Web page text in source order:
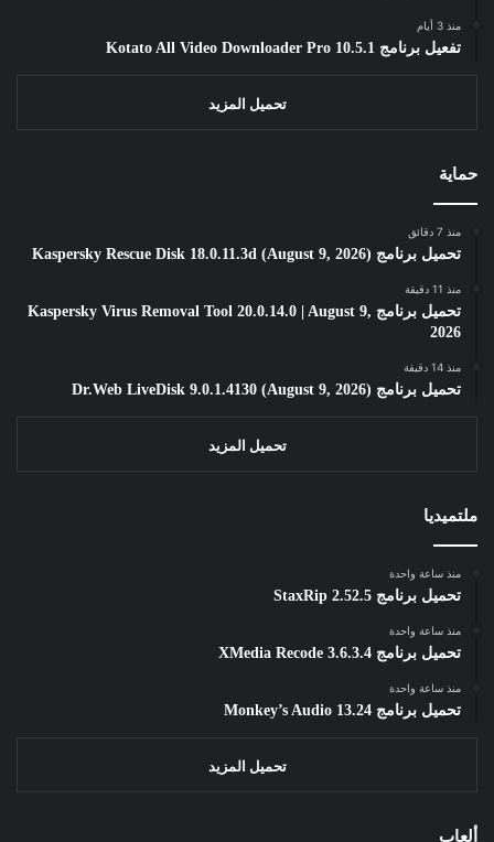
منذ 3 أيام
تفعيل برنامج Kotato All Video Downloader Pro 10.5.1
تحميل المزيد
حماية
منذ 7 دقائق
تحميل برنامج Kaspersky Rescue Disk 18.0.11.3d (August 9, 2026)
منذ 11 دقيقة
تحميل برنامج Kaspersky Virus Removal Tool 20.0.14.0 | August 9,
2026
منذ 14 دقيقة
تحميل برنامج Dr.Web LiveDisk 9.0.1.4130 (August 9, 2026)
تحميل المزيد
ملتميديا
منذ ساعة واحدة
تحميل برنامج StaxRip 2.52.5
منذ ساعة واحدة
تحميل برنامج XMedia Recode 3.6.3.4
منذ ساعة واحدة
تحميل برنامج Monkey’s Audio 13.24
تحميل المزيد
ألعاب